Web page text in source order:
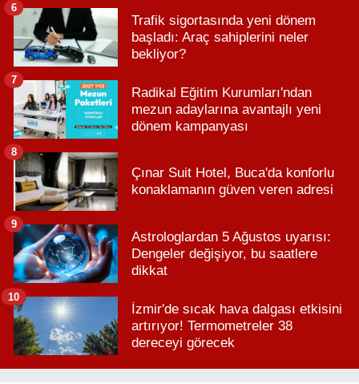
Trafik sigortasında yeni dönem
başladı: Araç sahiplerini neler
bekliyor?
6
Radikal Eğitim Kurumları'ndan
mezun adaylarına avantajlı yeni
dönem kampanyası
7
Çınar Suit Hotel, Buca'da konforlu
konaklamanın güven veren adresi
8
Astrologlardan 5 Ağustos uyarısı:
Dengeler değişiyor, bu saatlere
dikkat
9
İzmir'de sıcak hava dalgası etkisini
artırıyor! Termometreler 38
dereceyi görecek
10